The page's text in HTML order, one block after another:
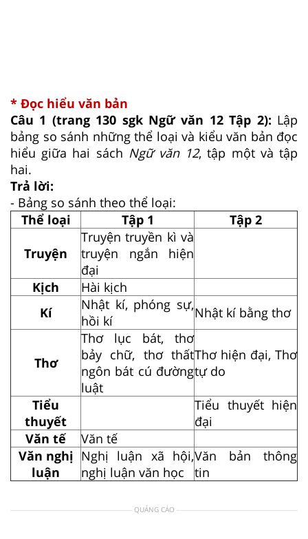
* Đọc hiểu văn bản
Câu 1 (trang 130 sgk Ngữ văn 12 Tập 2): Lập
bảng so sánh những thể loại và kiểu văn bản đọc
hiểu giữa hai sách Ngữ văn 12, tập một và tập
hai.
Trả lời:
- Bảng so sánh theo thể loại:
Thể loại
Tập 1 Tập 2
Truyện
Truyện truyền kì và
truyện ngắn hiện
đại
Kịch
Hài kịch
Kí
Nhật kí, phóng sự,
hồi kí
Nhật kí bằng thơ
Thơ
Thơ lục bát, thơ
bảy chữ, thơ thất
ngôn bát cú đường
luật
Thơ hiện đại, Thơ
tự do
Tiểu
thuyết
Tiểu thuyết hiện
đại
Văn tế
Văn tế
Văn nghị
luận
Nghị luận xã hội,
nghị luận văn học
Văn bản thông
tin
QUẢNG CÁO